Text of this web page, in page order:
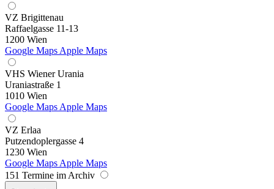
VZ Brigittenau
Raffaelgasse 11-13
1200 Wien
Google Maps Apple Maps
VHS Wiener Urania
Uraniastraße 1
1010 Wien
Google Maps Apple Maps
VZ Erlaa
Putzendoplergasse 4
1230 Wien
Google Maps Apple Maps
151 Termine im Archiv